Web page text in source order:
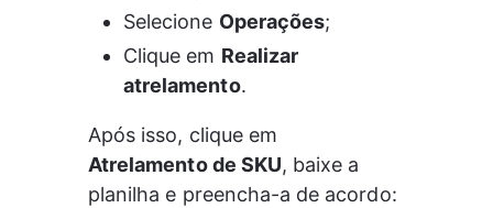
Selecione Operações;
Clique em Realizar
atrelamento.
Após isso, clique em
Atrelamento de SKU, baixe a
planilha e preencha-a de acordo: